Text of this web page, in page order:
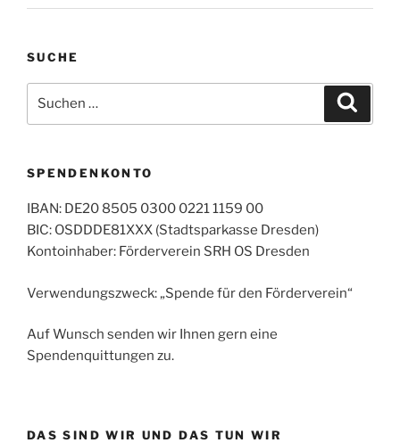
SUCHE
nach:
SPENDENKONTO
IBAN: DE20 8505 0300 0221 1159 00
BIC: OSDDDE81XXX (Stadtsparkasse Dresden)
Kontoinhaber: Förderverein SRH OS Dresden
Verwendungszweck: „Spende für den Förderverein“
Auf Wunsch senden wir Ihnen gern eine
Spendenquittungen zu.
DAS SIND WIR UND DAS TUN WIR